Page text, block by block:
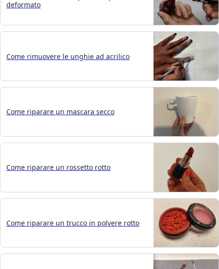
deformato
Come rimuovere le unghie ad acrilico
Come riparare un mascara secco
Come riparare un rossetto rotto
Come riparare un trucco in polvere rotto